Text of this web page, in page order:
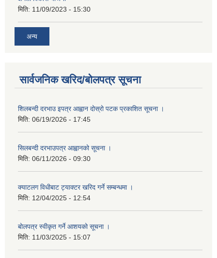
मिति: 11/09/2023 - 15:30
अन्य
सार्वजनिक खरिद/बोलपत्र सूचना
शिलबन्दी दरभाउ इपत्र आह्वान दोस्रो पटक प्रकाशित सूचना ।
मिति: 06/19/2026 - 17:45
सिलबन्दी दरभाउपत्र आह्वानको सूचना ।
मिति: 06/11/2026 - 09:30
क्याटलग विधीबाट ट्याक्टर खरिद गर्ने सम्बन्धमा ।
मिति: 12/04/2025 - 12:54
बोलपत्र स्वीकृत गर्ने आशयको सूचना ।
मिति: 11/03/2025 - 15:07